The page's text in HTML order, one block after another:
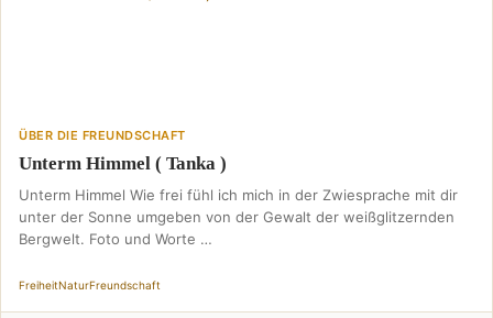
ÜBER DIE FREUNDSCHAFT
Unterm Himmel ( Tanka )
Unterm Himmel Wie frei fühl ich mich in der Zwiesprache mit dir
unter der Sonne umgeben von der Gewalt der weißglitzernden
Bergwelt. Foto und Worte …
FreiheitNaturFreundschaft